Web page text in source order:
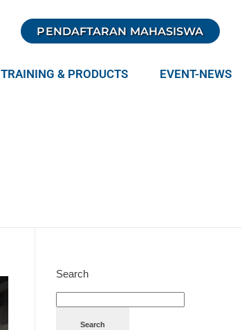
PENDAFTARAN MAHASISWA
TRAINING & PRODUCTS EVENT-NEWS
Search
Search